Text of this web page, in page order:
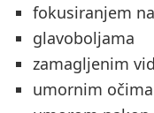
fokusiranjem
glavoboljama
zamagljenim
umornim očima